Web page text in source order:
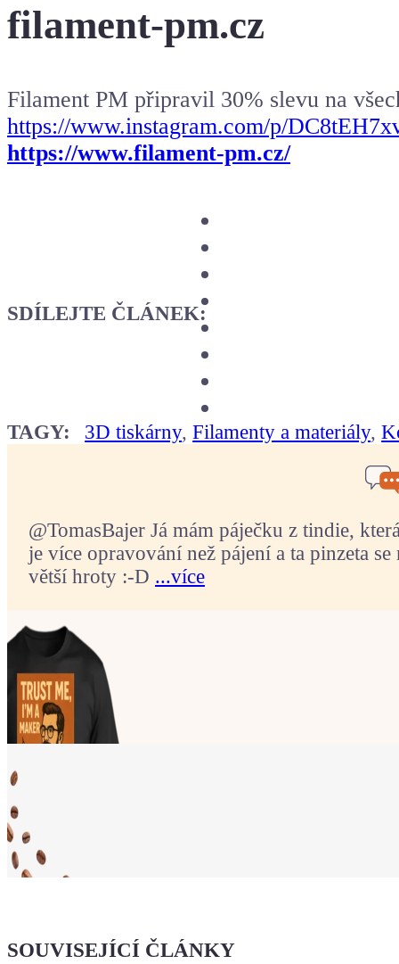
filament-pm.cz
Filament PM připravil 30% slevu na
https://www.instagram.com/p/
https://www.filament-pm.cz/
SDÍLEJTE ČLÁNEK:
TAGY: 3D tiskárny,Filamenty a materiály,
@TomasBajer Já mám páječku z tindie,
je více opravování než pájení a ta pinzeta
větší hroty :-D ...více
že jsi Maker!
SOUVISEJÍCÍ ČLÁNKY